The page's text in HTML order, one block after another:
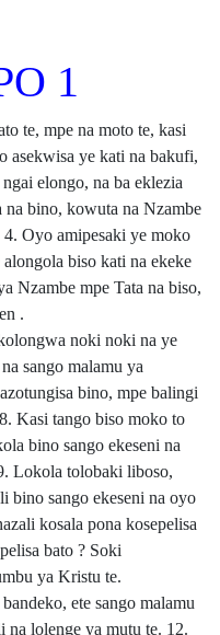
1
te, mpe na moto te, kasi
asekwisa ye kati na bakufi,
elongo, na ba eklezia
bino, kowuta na Nzambe
Oyo amipesaki ye moko
biso kati na ekeke
Nzambe mpe Tata na biso,
.
noki noki na ye
sango malamu ya
bino, mpe balingi
Kasi tango biso moko to
bino sango ekeseni na
Lokola tolobaki liboso,
bino sango ekeseni na oyo
kosala pona kosepelisa
bato ? Soki
ya Kristu te.
ete sango malamu
na lolenge ya mutu te. 12.